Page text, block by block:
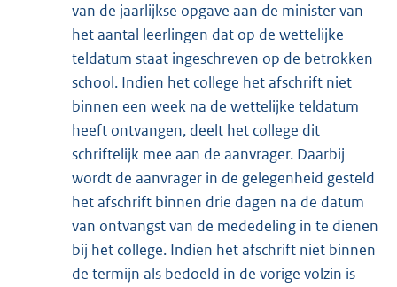
van de jaarlijkse opgave aan de minister van
het aantal leerlingen dat op de wettelijke
teldatum staat ingeschreven op de betrokken
school. Indien het college het afschrift niet
binnen een week na de wettelijke teldatum
heeft ontvangen, deelt het college dit
schriftelijk mee aan de aanvrager. Daarbij
wordt de aanvrager in de gelegenheid gesteld
het afschrift binnen drie dagen na de datum
van ontvangst van de mededeling in te dienen
bij het college. Indien het afschrift niet binnen
de termijn als bedoeld in de vorige volzin is